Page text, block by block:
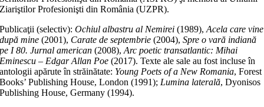
Ziariştilor Profesionişti din România (UZPR).
Publicaţii (selectiv):Ochiul albastru al Nemirei(1989),Acela care vine
după mine(2001), Carate de septembrie (2004),Spre o vară indiană
pe I 80. Jurnal american (2008),Arc poetic transatlantic: Mihai
Eminescu – Edgar Allan Poe (2017). Texte ale sale au fost incluse în
antologii apărute în străinătate: Young Poets of a New Romania, Forest
Books’ Publishing House, London (1991); Lumina laterală, Dyonisos
Publishing House, Germany (1994).